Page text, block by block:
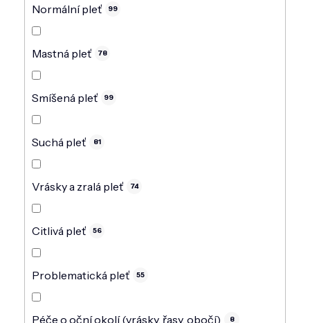
Normální pleť 99
Mastná pleť 78
Smíšená pleť 99
Suchá pleť 81
Vrásky a zralá pleť 74
Citlivá pleť 56
Problematická pleť 55
Péče o oční okolí (vrásky, řasy, obočí) 8